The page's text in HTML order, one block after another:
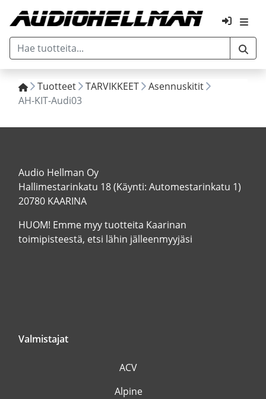
Tuotteet TARVIKKEET
Asennuskitit
AH-KIT-Audi03
Audio Hellman Oy
Hallimestarinkatu 18 (Käynti: Automestarinkatu 1)
20780 KAARINA
HUOM! Emme myy tuotteita Kaarinan
toimipisteestä, etsi lähin jälleenmyyjäsi
Valmistajat
ACV
Alpine